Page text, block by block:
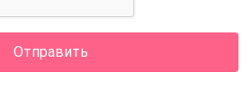
Отправить